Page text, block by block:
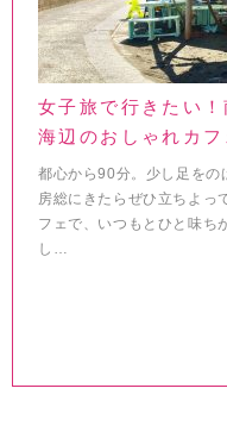
女子旅で行きたい
海辺のおしゃれカフ
都心から90分。少し足をの
房総にきたらぜひ立ちよっ
フェで、いつもとひと味ち
し…